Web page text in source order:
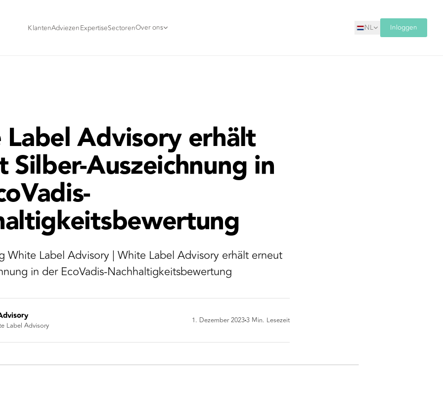
KlantenAdviezenExpertiseSectorenOver ons NL Inloggen
Advisory erhält
Silber-Auszeichnung in
White Label Advisory | White Label Advisory erhält erneut
in der EcoVadis-Nachhaltigkeitsbewertung
Label Advisory
1. Dezember 20233 Min. Lesezeit